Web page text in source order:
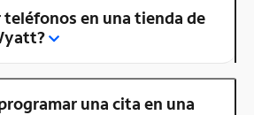
teléfonos en una tienda de
una cita en una